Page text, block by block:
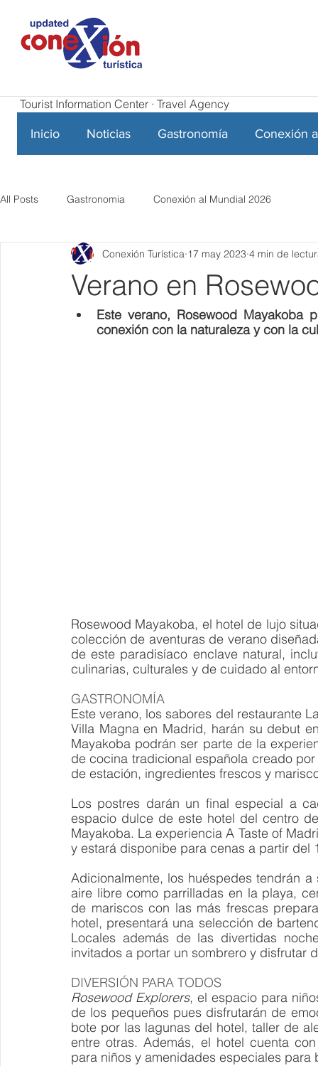
Tourist Information Center · Travel Agency
Inicio Noticias Gastronomía Conexión
All Posts Gastronomia Conexión al Mundial 2026
Verano en
Conexión Turística 17 may 2023 4 min de
Este verano, Rosewood Mayakoba
conexión con la naturaleza y con la
Rosewood Mayakoba, el hotel de lujo
colección de aventuras de verano
de este paradisíaco enclave natural,
culinarias, culturales y de cuidado al
GASTRONOMÍA
Este verano, los sabores del restaurante
Villa Magna en Madrid, harán su debut
Mayakoba podrán ser parte de la
de cocina tradicional española creado
de estación, ingredientes frescos y
Los postres darán un final especial a
espacio dulce de este hotel del centro
Mayakoba. La experiencia A Taste of
y estará disponibe para cenas a partir del
Adicionalmente, los huéspedes tendrán
aire libre como parrilladas en la playa,
de mariscos con las más frescas
hotel, presentará una selección de
Locales además de las divertidas
invitados a portar un sombrero y disfrutar
DIVERSIÓN PARA TODOS
Rosewood Explorers, el espacio para
de los pequeños pues disfrutarán de
bote por las lagunas del hotel, taller de
entre otras. Además, el hotel cuenta
para niños y amenidades especiales